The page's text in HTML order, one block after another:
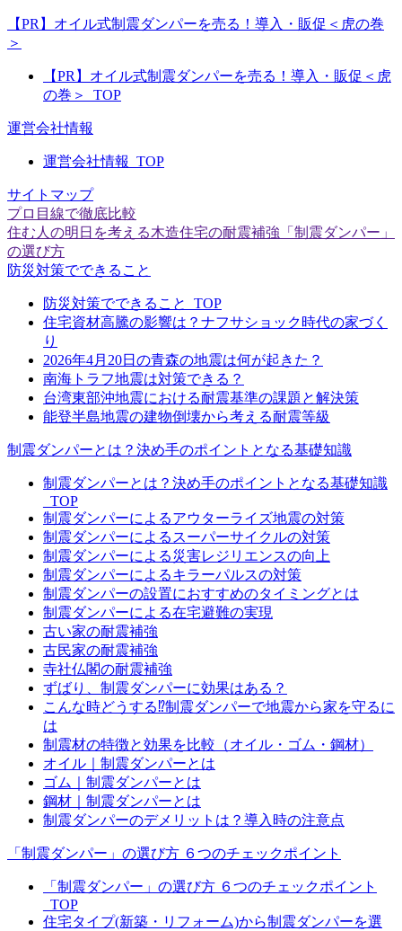
【PR】オイル式制震ダンパーを売る！導入・販促＜虎の巻
＞
【PR】オイル式制震ダンパーを売る！導入・販促＜虎
の巻＞_TOP
運営会社情報
運営会社情報_TOP
サイトマップ
プロ目線で徹底比較
住む人の明日を考える木造住宅の耐震補強「制震ダンパー」
の選び方
防災対策でできること
防災対策でできること_TOP
住宅資材高騰の影響は？ナフサショック時代の家づく
り
2026年4月20日の青森の地震は何が起きた？
南海トラフ地震は対策できる？
台湾東部沖地震における耐震基準の課題と解決策
能登半島地震の建物倒壊から考える耐震等級
制震ダンパーとは？決め手のポイントとなる基礎知識
制震ダンパーとは？決め手のポイントとなる基礎知識
_TOP
制震ダンパーによるアウターライズ地震の対策
制震ダンパーによるスーパーサイクルの対策
制震ダンパーによる災害レジリエンスの向上
制震ダンパーによるキラーパルスの対策
制震ダンパーの設置におすすめのタイミングとは
制震ダンパーによる在宅避難の実現
古い家の耐震補強
古民家の耐震補強
寺社仏閣の耐震補強
ずばり、制震ダンパーに効果はある？
こんな時どうする⁉制震ダンパーで地震から家を守るに
は
制震材の特徴と効果を比較（オイル・ゴム・鋼材）
オイル｜制震ダンパーとは
ゴム｜制震ダンパーとは
鋼材｜制震ダンパーとは
制震ダンパーのデメリットは？導入時の注意点
「制震ダンパー」の選び方 ６つのチェックポイント
「制震ダンパー」の選び方 ６つのチェックポイント
_TOP
住宅タイプ(新築・リフォーム)から制震ダンパーを選